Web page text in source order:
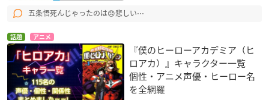
五条悟死んじゃったのは😞悲しい⋯
話題 アニメ
『僕のヒーローアカデミア（ヒ
ロアカ）』キャラクター一覧
個性・アニメ声優・ヒーロー名
を全網羅